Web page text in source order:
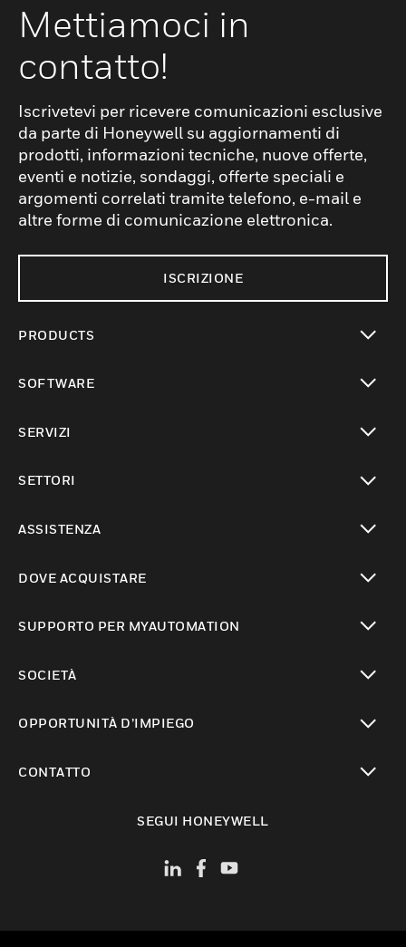
Mettiamoci in
contatto!
Iscrivetevi per ricevere comunicazioni esclusive
da parte di Honeywell su aggiornamenti di
prodotti, informazioni tecniche, nuove offerte,
eventi e notizie, sondaggi, offerte speciali e
argomenti correlati tramite telefono, e-mail e
altre forme di comunicazione elettronica.
ISCRIZIONE
PRODUCTS
SOFTWARE
SERVIZI
SETTORI
ASSISTENZA
DOVE ACQUISTARE
SUPPORTO PER MYAUTOMATION
SOCIETÀ
OPPORTUNITÀ D’IMPIEGO
CONTATTO
SEGUI HONEYWELL